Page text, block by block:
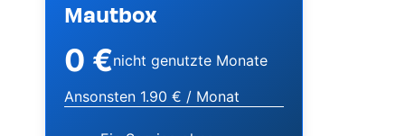
Mautbox
0 €nicht genutzte Monate
Ansonsten 1.90 € / Monat